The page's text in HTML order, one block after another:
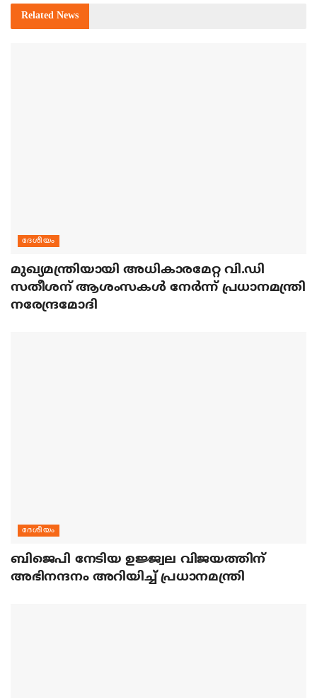
Related News
ദേശീയം
മുഖ്യമന്ത്രിയായി അധികാരമേറ്റ വി.ഡി
സതീശന് ആശംസകള്‍ നേര്‍ന്ന് പ്രധാനമന്ത്രി
നരേന്ദ്രമോദി
ദേശീയം
ബിജെപി നേടിയ ഉജ്ജ്വല വിജയത്തിന്
അഭിനന്ദനം അറിയിച്ച് പ്രധാനമന്ത്രി